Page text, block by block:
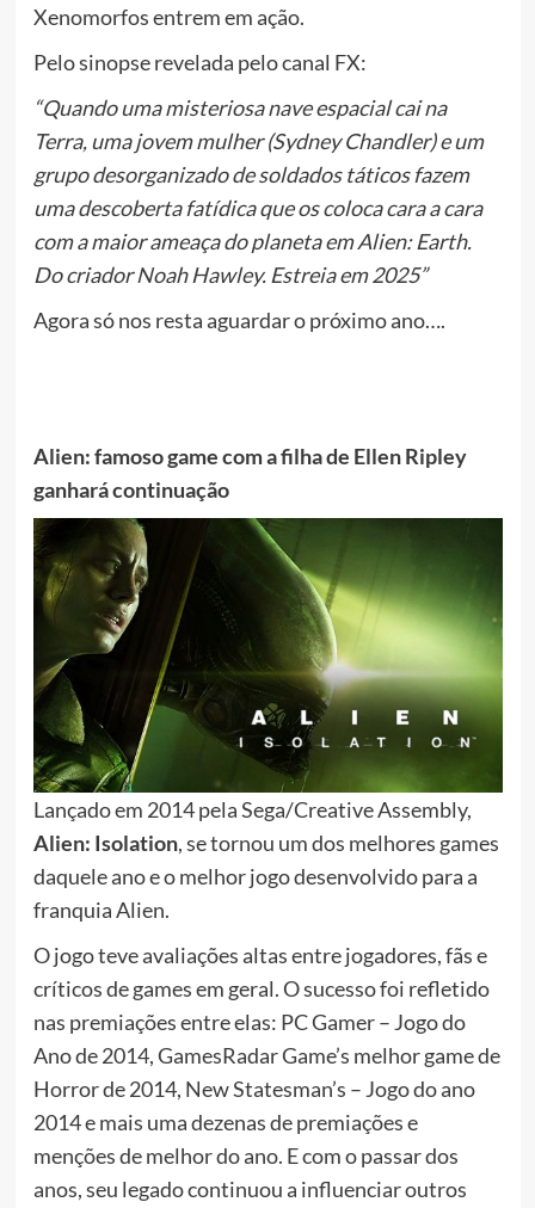
Xenomorfos entrem em ação.
Pelo sinopse revelada pelo canal FX:
“Quando uma misteriosa nave espacial cai na
Terra, uma jovem mulher (Sydney Chandler) e um
grupo desorganizado de soldados táticos fazem
uma descoberta fatídica que os coloca cara a cara
com a maior ameaça do planeta em Alien: Earth.
Do criador Noah Hawley. Estreia em 2025”
Agora só nos resta aguardar o próximo ano….
Alien: famoso game com a filha de Ellen Ripley
ganhará continuação
Lançado em 2014 pela Sega/Creative Assembly,
Alien: Isolation, se tornou um dos melhores games
daquele ano e o melhor jogo desenvolvido para a
franquia Alien.
O jogo teve avaliações altas entre jogadores, fãs e
críticos de games em geral. O sucesso foi refletido
nas premiações entre elas: PC Gamer – Jogo do
Ano de 2014, GamesRadar Game’s melhor game de
Horror de 2014, New Statesman’s – Jogo do ano
2014 e mais uma dezenas de premiações e
menções de melhor do ano. E com o passar dos
anos, seu legado continuou a influenciar outros